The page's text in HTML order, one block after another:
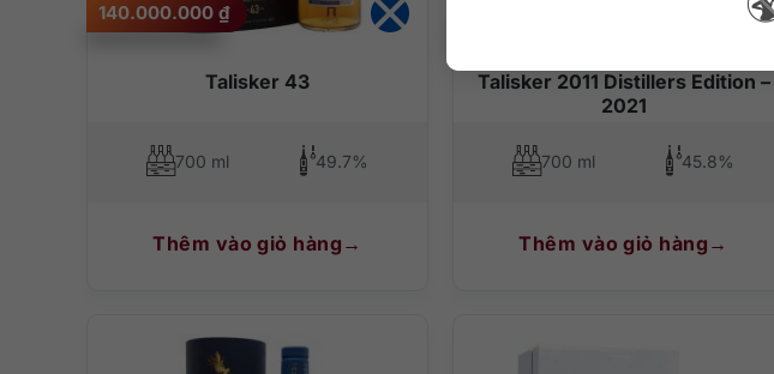
Talisker 43
140.000.000 ₫
700 ml 49.7%
Thêm vào giỏ hàng
Talisker 2011 Distillers Edition –
2021
700 ml 45.8%
Thêm vào giỏ hàng